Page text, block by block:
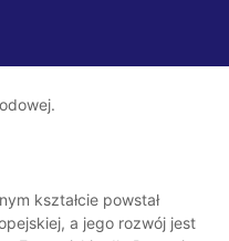
kształcie powstał
a jego rozwój jest